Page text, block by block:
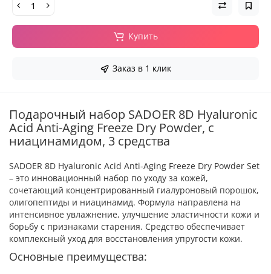
Купить
Заказ в 1 клик
Подарочный набор SADOER 8D Hyaluronic
Acid Anti-Aging Freeze Dry Powder, с
ниацинамидом, 3 средства
SADOER 8D Hyaluronic Acid Anti-Aging Freeze Dry Powder Set
– это инновационный набор по уходу за кожей,
сочетающий концентрированный гиалуроновый порошок,
олигопептиды и ниацинамид. Формула направлена ​​на
интенсивное увлажнение, улучшение эластичности кожи и
борьбу с признаками старения. Средство обеспечивает
комплексный уход для восстановления упругости кожи.
Основные преимущества: